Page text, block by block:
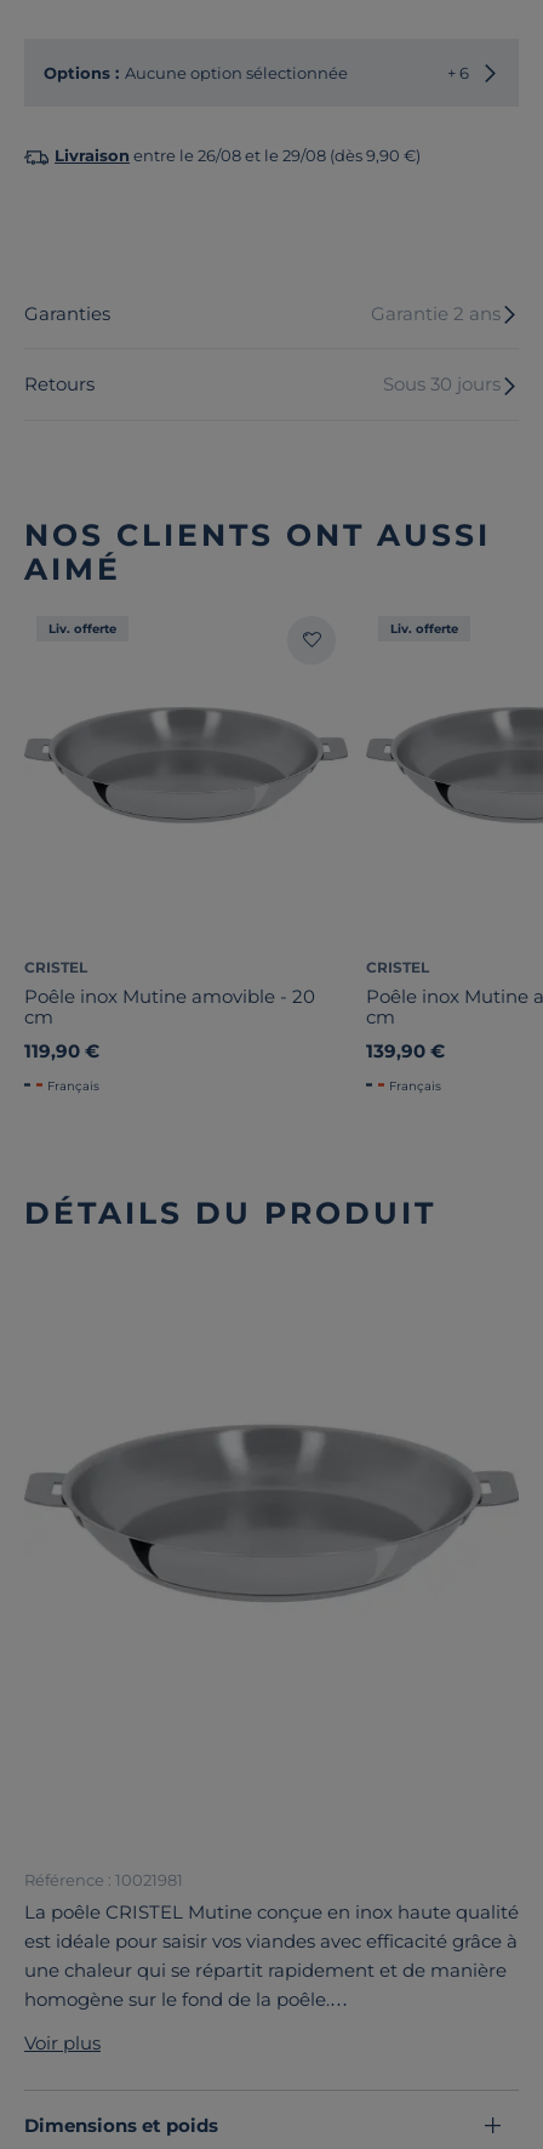
Options : Aucune option sélectionnée + 6
Livraison entre le 26/08 et le 29/08 (dès 9,90 €)
Garanties Garantie 2 ans
Retours Sous 30 jours
NOS CLIENTS ONT AUSSI
AIMÉ
Liv. offerte
CRISTEL
Poêle inox Mutine amovible - 20
cm
119,90 €
Français
Liv. offerte
CRISTEL
Poêle inox Mutine
cm
139,90 €
Français
DÉTAILS DU PRODUIT
Référence : 10021981
La poêle CRISTEL Mutine conçue en inox haute qualité
est idéale pour saisir vos viandes avec efficacité grâce à
une chaleur qui se répartit rapidement et de manière
homogène sur le fond de la poêle.
les poignées se fixent et s'enlèvent avec facilité et
sécurité. Les poêles s'emboîtent totalement pour
prendre un minimum de place. Sans poignée, la poêle
Voir plus
Dimensions et poids